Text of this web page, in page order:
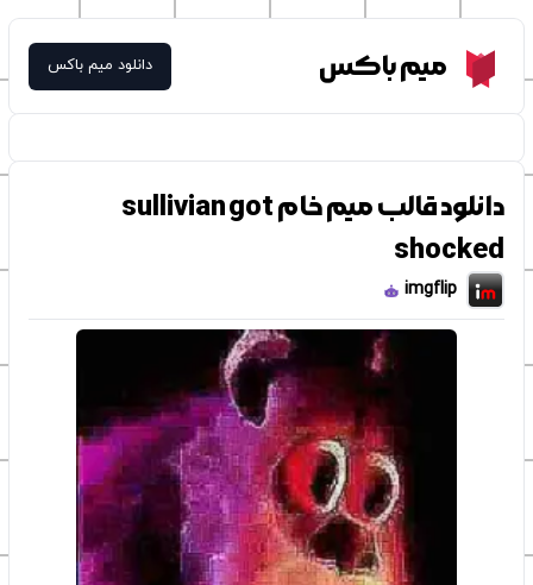
Meme Boxمیم باکس دانلود میم باکس
دانلود قالب میم خام sullivian got
shocked
imgflip